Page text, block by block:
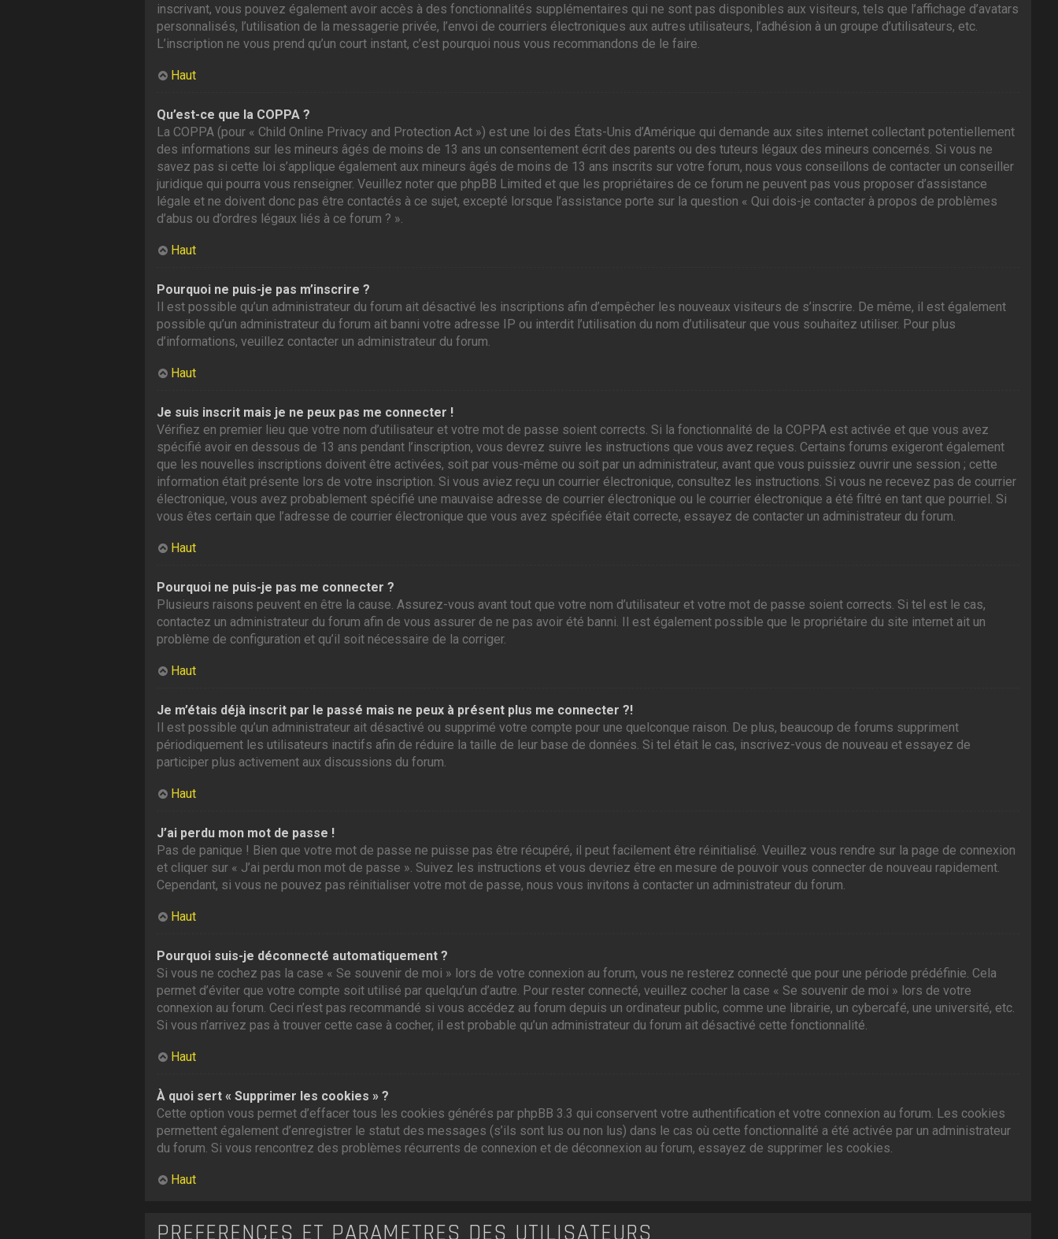
inscrivant, vous pouvez également avoir accès à des fonctionnalités supplémentaires qui ne sont pas disponibles aux visiteurs, tels que l’affichage d’avatars
personnalisés, l’utilisation de la messagerie privée, l’envoi de courriers électroniques aux autres utilisateurs, l’adhésion à un groupe d’utilisateurs, etc.
L’inscription ne vous prend qu’un court instant, c’est pourquoi nous vous recommandons de le faire.
Haut
Qu’est-ce que la COPPA ?
La COPPA (pour « Child Online Privacy and Protection Act ») est une loi des États-Unis d’Amérique qui demande aux sites internet collectant potentiellement
des informations sur les mineurs âgés de moins de 13 ans un consentement écrit des parents ou des tuteurs légaux des mineurs concernés. Si vous ne
savez pas si cette loi s’applique également aux mineurs âgés de moins de 13 ans inscrits sur votre forum, nous vous conseillons de contacter un conseiller
juridique qui pourra vous renseigner. Veuillez noter que phpBB Limited et que les propriétaires de ce forum ne peuvent pas vous proposer d’assistance
légale et ne doivent donc pas être contactés à ce sujet, excepté lorsque l’assistance porte sur la question « Qui dois-je contacter à propos de problèmes
d’abus ou d’ordres légaux liés à ce forum ? ».
Haut
Pourquoi ne puis-je pas m’inscrire ?
Il est possible qu’un administrateur du forum ait désactivé les inscriptions afin d’empêcher les nouveaux visiteurs de s’inscrire. De même, il est également
possible qu’un administrateur du forum ait banni votre adresse IP ou interdit l’utilisation du nom d’utilisateur que vous souhaitez utiliser. Pour plus
d’informations, veuillez contacter un administrateur du forum.
Haut
Je suis inscrit mais je ne peux pas me connecter !
Vérifiez en premier lieu que votre nom d’utilisateur et votre mot de passe soient corrects. Si la fonctionnalité de la COPPA est activée et que vous avez
spécifié avoir en dessous de 13 ans pendant l’inscription, vous devrez suivre les instructions que vous avez reçues. Certains forums exigeront également
que les nouvelles inscriptions doivent être activées, soit par vous-même ou soit par un administrateur, avant que vous puissiez ouvrir une session ; cette
information était présente lors de votre inscription. Si vous aviez reçu un courrier électronique, consultez les instructions. Si vous ne recevez pas de courrier
électronique, vous avez probablement spécifié une mauvaise adresse de courrier électronique ou le courrier électronique a été filtré en tant que pourriel. Si
vous êtes certain que l’adresse de courrier électronique que vous avez spécifiée était correcte, essayez de contacter un administrateur du forum.
Haut
Pourquoi ne puis-je pas me connecter ?
Plusieurs raisons peuvent en être la cause. Assurez-vous avant tout que votre nom d’utilisateur et votre mot de passe soient corrects. Si tel est le cas,
contactez un administrateur du forum afin de vous assurer de ne pas avoir été banni. Il est également possible que le propriétaire du site internet ait un
problème de configuration et qu’il soit nécessaire de la corriger.
Haut
Je m’étais déjà inscrit par le passé mais ne peux à présent plus me connecter ?!
Il est possible qu’un administrateur ait désactivé ou supprimé votre compte pour une quelconque raison. De plus, beaucoup de forums suppriment
périodiquement les utilisateurs inactifs afin de réduire la taille de leur base de données. Si tel était le cas, inscrivez-vous de nouveau et essayez de
participer plus activement aux discussions du forum.
Haut
J’ai perdu mon mot de passe !
Pas de panique ! Bien que votre mot de passe ne puisse pas être récupéré, il peut facilement être réinitialisé. Veuillez vous rendre sur la page de connexion
et cliquer sur « J’ai perdu mon mot de passe ». Suivez les instructions et vous devriez être en mesure de pouvoir vous connecter de nouveau rapidement.
Cependant, si vous ne pouvez pas réinitialiser votre mot de passe, nous vous invitons à contacter un administrateur du forum.
Haut
Pourquoi suis-je déconnecté automatiquement ?
Si vous ne cochez pas la case « Se souvenir de moi » lors de votre connexion au forum, vous ne resterez connecté que pour une période prédéfinie. Cela
permet d’éviter que votre compte soit utilisé par quelqu’un d’autre. Pour rester connecté, veuillez cocher la case « Se souvenir de moi » lors de votre
connexion au forum. Ceci n’est pas recommandé si vous accédez au forum depuis un ordinateur public, comme une librairie, un cybercafé, une université, etc.
Si vous n’arrivez pas à trouver cette case à cocher, il est probable qu’un administrateur du forum ait désactivé cette fonctionnalité.
Haut
À quoi sert « Supprimer les cookies » ?
Cette option vous permet d’effacer tous les cookies générés par phpBB 3.3 qui conservent votre authentification et votre connexion au forum. Les cookies
permettent également d’enregistrer le statut des messages (s’ils sont lus ou non lus) dans le cas où cette fonctionnalité a été activée par un administrateur
du forum. Si vous rencontrez des problèmes récurrents de connexion et de déconnexion au forum, essayez de supprimer les cookies.
Haut
PRÉFÉRENCES ET PARAMÈTRES DES UTILISATEURS